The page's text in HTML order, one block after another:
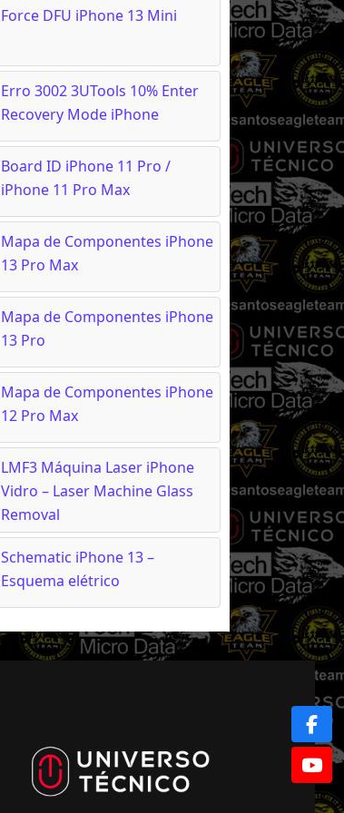
Force DFU iPhone 13 Mini
Erro 3002 3UTools 10% Enter
Recovery Mode iPhone
Board ID iPhone 11 Pro /
iPhone 11 Pro Max
Mapa de Componentes iPhone
13 Pro Max
Mapa de Componentes iPhone
13 Pro
Mapa de Componentes iPhone
12 Pro Max
LMF3 Máquina Laser iPhone
Vidro – Laser Machine Glass
Removal
Schematic iPhone 13 –
Esquema elétrico